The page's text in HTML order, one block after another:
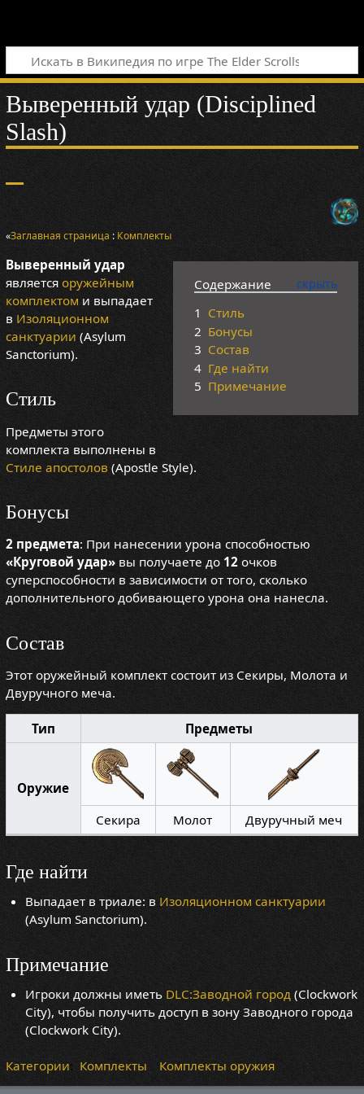
Выверенный удар (Disciplined
Slash)
«Заглавная страница : Комплекты
Содержание
1 Стиль
2 Бонусы
3 Состав
4 Где найти
5 Примечание
Выверенный удар
является оружейным
комплектом и выпадает
в Изоляционном
санктуарии (Asylum
Sanctorium).
Стиль
Предметы этого
комплекта выполнены в
Стиле апостолов (Apostle Style).
Бонусы
2 предмета: При нанесении урона способностью
«Круговой удар»вы получаете до 12очков
суперспособности в зависимости от того, сколько
дополнительного добивающего урона она нанесла.
Состав
Этот оружейный комплект состоит из Секиры, Молота и
Двуручного меча.
Тип Предметы
Оружие
Секира
Молот Двуручный меч
Где найти
Выпадает в триале: в Изоляционном санктуарии
(Asylum Sanctorium).
Примечание
Игроки должны иметь DLC:Заводной город (Clockwork
City), чтобы получить доступ в зону Заводного города
(Clockwork City).
Категории: Комплекты Комплекты оружия